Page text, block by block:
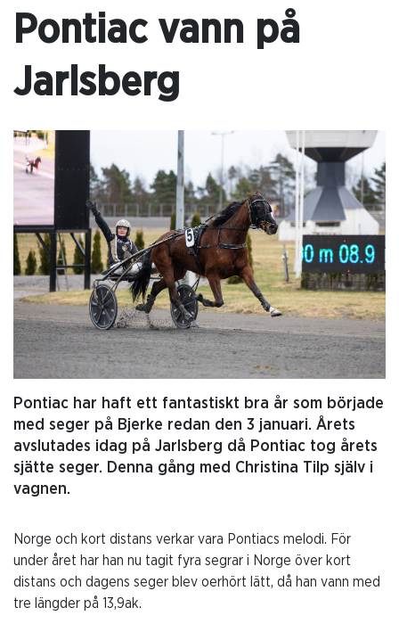
Pontiac vann på
Jarlsberg
Pontiac har haft ett fantastiskt bra år som började
med seger på Bjerke redan den 3 januari. Årets
avslutades idag på Jarlsberg då Pontiac tog årets
sjätte seger. Denna gång med Christina Tilp själv i
vagnen.
Norge och kort distans verkar vara Pontiacs melodi. För
under året har han nu tagit fyra segrar i Norge över kort
distans och dagens seger blev oerhört lätt, då han vann med
tre längder på 13,9ak.